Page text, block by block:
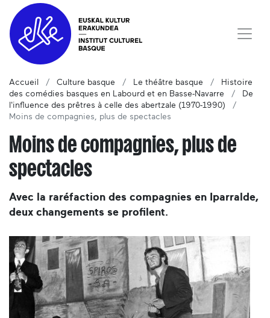
Accueil Culture basque Le théâtre basque
Histoire
des comédies basques en Labourd et en Basse-Navarre
De
l'influence des prêtres à celle des abertzale (1970-1990)
Moins de compagnies, plus de spectacles
Moins de compagnies, plus de
spectacles
Avec la raréfaction des compagnies en Iparralde,
deux changements se profilent.